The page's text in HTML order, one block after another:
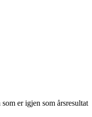
er igjen som årsresultat